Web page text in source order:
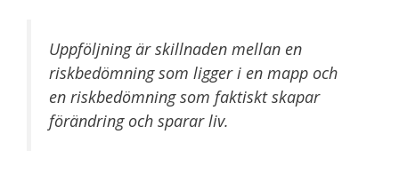
Uppföljning är skillnaden mellan en
riskbedömning som ligger i en mapp och
en riskbedömning som faktiskt skapar
förändring och sparar liv.